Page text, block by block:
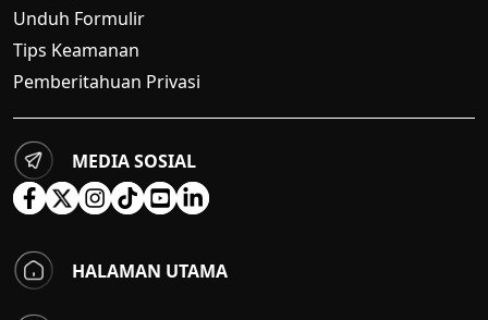
Unduh Formulir
Tips Keamanan
Pemberitahuan Privasi
MEDIA SOSIAL
HALAMAN UTAMA